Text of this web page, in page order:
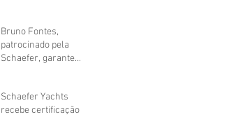
Bruno Fontes,
patrocinado pela
Schaefer, garante
Schaefer Yachts
recebe certificação